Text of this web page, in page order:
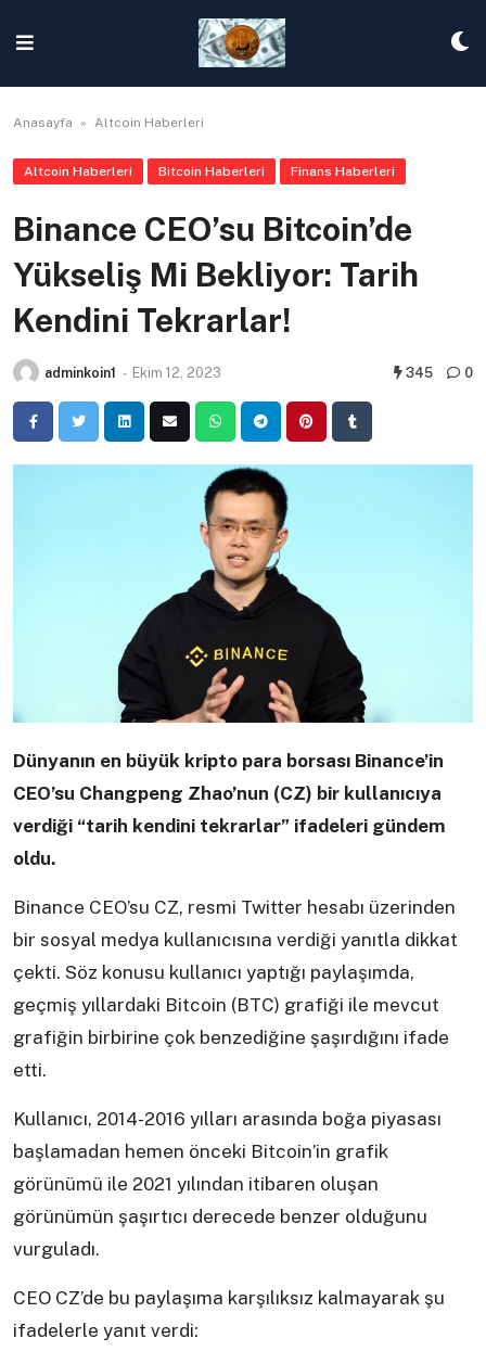
content
Anasayfa » Altcoin Haberleri
Altcoin Haberleri Bitcoin Haberleri Finans Haberleri
Binance CEO’su Bitcoin’de
Yükseliş Mi Bekliyor: Tarih
Kendini Tekrarlar!
adminkoin1 - Ekim 12, 2023 345 0
Dünyanın en büyük kripto para borsası Binance’in
CEO’su Changpeng Zhao’nun (CZ) bir kullanıcıya
verdiği “tarih kendini tekrarlar” ifadeleri gündem
oldu.
Binance CEO’su CZ, resmi Twitter hesabı üzerinden
bir sosyal medya kullanıcısına verdiği yanıtla dikkat
çekti. Söz konusu kullanıcı yaptığı paylaşımda,
geçmiş yıllardaki Bitcoin (BTC) grafiği ile mevcut
grafiğin birbirine çok benzediğine şaşırdığını ifade
etti.
Kullanıcı, 2014-2016 yılları arasında boğa piyasası
başlamadan hemen önceki Bitcoin’in grafik
görünümü ile 2021 yılından itibaren oluşan
görünümün şaşırtıcı derecede benzer olduğunu
vurguladı.
CEO CZ’de bu paylaşıma karşılıksız kalmayarak şu
ifadelerle yanıt verdi: